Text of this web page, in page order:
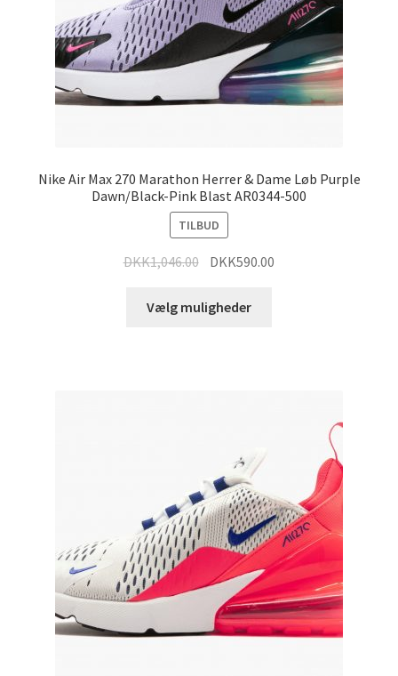
Nike Air Max 270 Marathon Herrer & Dame Løb Purple
Dawn/Black-Pink Blast AR0344-500
TILBUD
DKK1,046.00 DKK590.00
Vælg muligheder